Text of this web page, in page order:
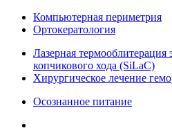
Компьютерная периметрия
Ортокератология
Лазерная термооблитерация
копчикового хода (SiLaC)
Хирургическое лечение
Осознанное питание